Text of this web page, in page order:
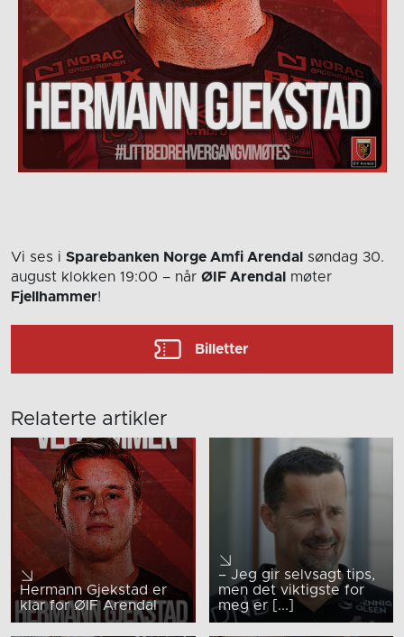
Vi ses i Sparebanken Norge Amfi Arendal
søndag 30.
august klokken 19:00 – når ØIF Arendal
møter
Fjellhammer!
Billetter
Relaterte artikler
Hermann Gjekstad er
klar for ØIF Arendal
– Jeg gir selvsagt tips,
men det viktigste for
meg er [...]